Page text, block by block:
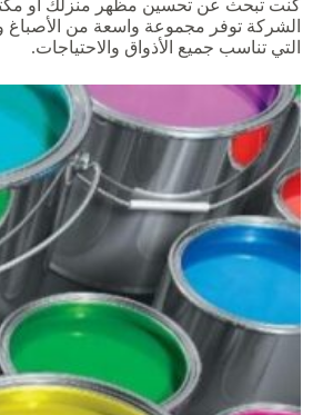
كنت تبحث عن تحسين مظهر منزلك أو
الشركة توفر مجموعة واسعة من الأصباغ
التي تناسب جميع الأذواق والاحتياجات.